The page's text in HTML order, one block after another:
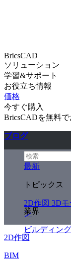
BricsCAD
ソリューション
学習&サポート
お役立ち情報
価格
今すぐ購入
BricsCADを無料
ブログ
最新
トピックス
2D作図 3D
ン
業界
ビルディング
2D作図
BIM